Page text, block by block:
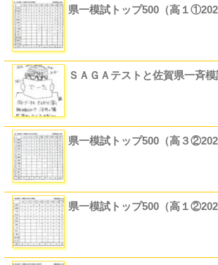
県一模試トップ500（高１
ＳＡＧＡテストと佐賀県一斉
県一模試トップ500（高３
県一模試トップ500（高１